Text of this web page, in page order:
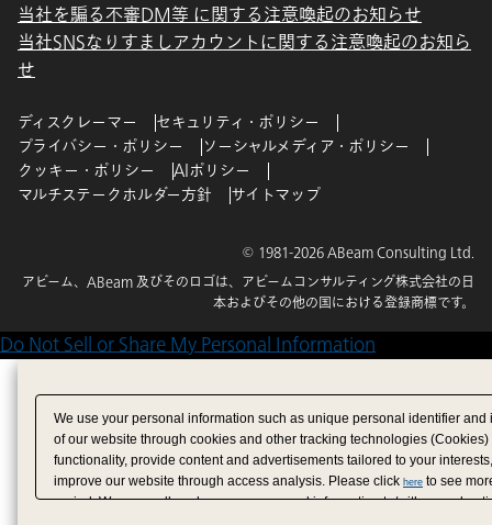
当社を騙る不審DM等 に関する注意喚起のお知らせ
当社SNSなりすましアカウントに関する注意喚起のお知ら
せ
ディスクレーマー
セキュリティ・ポリシー
プライバシー・ポリシー
ソーシャルメディア・ポリシー
クッキー・ポリシー
AIポリシー
マルチステークホルダー方針
サイトマップ
© 1981-2026 ABeam Consulting Ltd.
アビーム、ABeam 及びそのロゴは、アビームコンサルティング株式会社の日
本およびその他の国における登録商標です。
Do Not Sell or Share My Personal Information
We use your personal information such as unique personal identifier
of our website through cookies and other tracking technologies
functionality, provide content and advertisements tailored to your
improve our website through access analysis. Please click here to see
period. We may sell or share your personal information to/with our